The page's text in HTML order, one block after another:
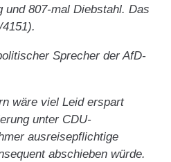
und 807-mal Diebstahl. Das
Sprecher der AfD-
wäre viel Leid erspart
unter CDU-
ausreisepflichtige
abschieben würde.